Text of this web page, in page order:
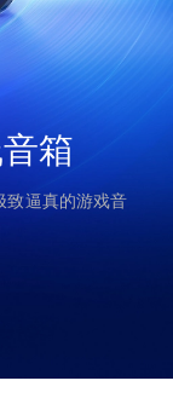
箱
致逼真的游戏音